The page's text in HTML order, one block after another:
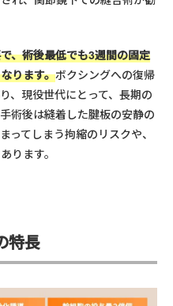
、術後最低でも3週間の固定
ります。ボクシングへの復帰
、現役世代にとって、長期の
術後は縫着した腱板の安静の
ってしまう拘縮のリスクや、
ります。
特長